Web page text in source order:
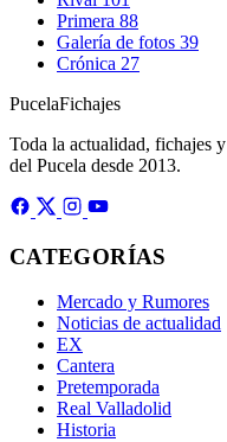
Primera 88
Galería de fotos 39
Crónica 27
PucelaFichajes
Toda la actualidad, fichajes
del Pucela desde 2013.
CATEGORÍAS
Mercado y Rumores
Noticias de actualidad
EX
Cantera
Pretemporada
Real Valladolid
Historia